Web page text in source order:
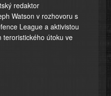
redaktor
Watson v rozhovoru s
League a aktivistou
teroristického útoku ve